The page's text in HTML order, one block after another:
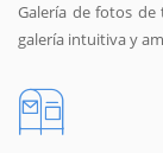
Galería de fotos
galería intuitiva y